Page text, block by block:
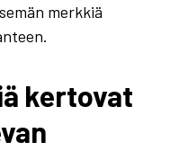
merkkiä
kertovat